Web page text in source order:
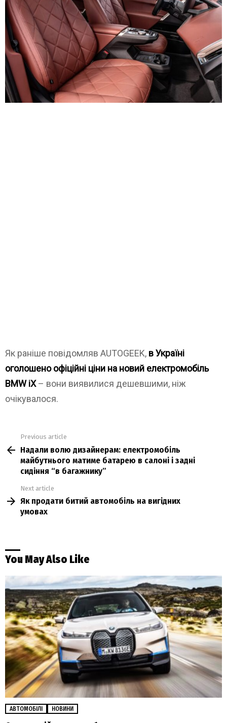
Як раніше повідомляв AUTOGEEK, в Україні
оголошено офіційні ціни на новий електромобіль
BMW iX– вони виявилися дешевшими, ніж
очікувалося.
more
Previous article
Надали волю дизайнерам: електромобіль
майбутнього матиме батарею в салоні і задні
сидіння “в багажнику”
Next article
Як продати битий автомобіль на вигідних
умовах
You May Also Like
АВТОМОБІЛІ НОВИНИ